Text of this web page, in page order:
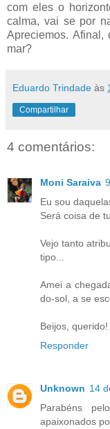
com eles o
calma, vai se por
Apreciemos.
mar?
Eduardo Trindade às
Compartilhar
4 comentários:
Moni Saraiva
Eu sou
Será coisa de
Vejo tanto
tipo...
Amei a
do-sol, a se
Beijos, querido!
Responder
Unknown 14
Parabéns
apaixonados